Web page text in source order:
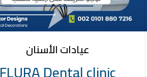
عيادات الأسنان